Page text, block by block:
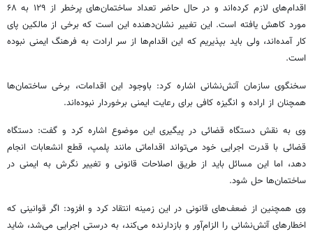
اقدام‌های لازم کرده‌اند و در حال حاضر تعداد ساختمان‌های پرخطر از ۱۲۹ به ۶۸
مورد کاهش یافته است. این تغییر نشان‌دهنده این است که برخی از مالکین پای
کار آمده‌اند، ولی باید بپذیریم که این اقدام‌ها از سر ارادت به فرهنگ ایمنی نبوده
است.
سخنگوی سازمان آتش‌نشانی اشاره کرد: باوجود این اقدامات، برخی ساختمان‌ها
همچنان از اراده و انگیزه کافی برای رعایت ایمنی برخوردار نبوده‌اند.
وی به نقش دستگاه قضائی در پیگیری این موضوع اشاره کرد و گفت: دستگاه
قضائی با قدرت اجرایی خود می‌تواند اقداماتی مانند پلمپ، قطع انشعابات انجام
دهد، اما این مسائل باید از طریق اصلاحات قانونی و تغییر نگرش به ایمنی در
ساختمان‌ها حل شود.
وی همچنین از ضعف‌های قانونی در این زمینه انتقاد کرد و افزود: اگر قوانینی که
اخطارهای آتش‌نشانی را الزام‌آور و بازدارنده می‌کند، به درستی اجرایی می‌شد، شاید